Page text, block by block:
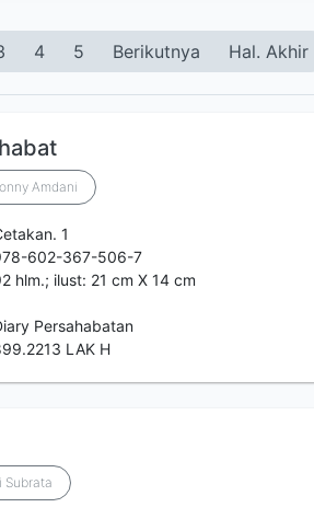
4 5 Berikutnya Hal. Akhir
Amdani
1
602-367-506-7
hlm.; ilust: 21 cm X 14 cm
Persahabatan
LAK H
Subrata